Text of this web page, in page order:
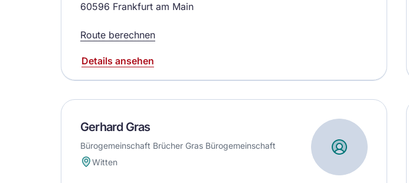
60596 Frankfurt am Main
Route berechnen
Details ansehen
Gerhard Gras
Bürogemeinschaft Brücher Gras Bürogemeinschaft
Witten